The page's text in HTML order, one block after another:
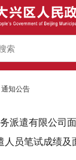
通知公告
派遣有限公司
人员笔试成绩及